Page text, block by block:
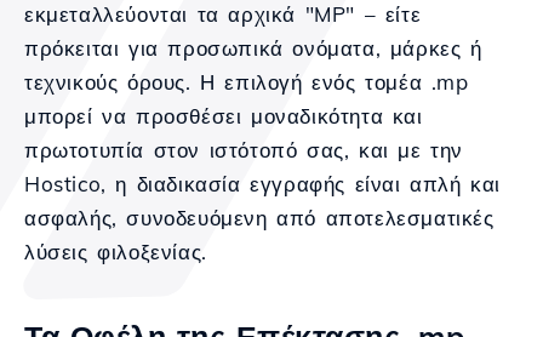
εκμεταλλεύονται τα αρχικά "MP" – είτε
πρόκειται για προσωπικά ονόματα, μάρκες ή
τεχνικούς όρους. Η επιλογή ενός τομέα .mp
μπορεί να προσθέσει μοναδικότητα και
πρωτοτυπία στον ιστότοπό σας, και με την
Hostico, η διαδικασία εγγραφής είναι απλή και
ασφαλής, συνοδευόμενη από αποτελεσματικές
λύσεις φιλοξενίας.